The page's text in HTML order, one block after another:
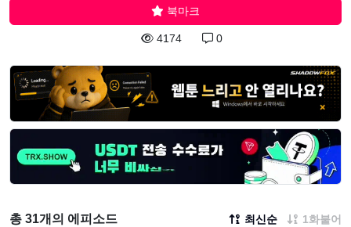
북마크
4174 0
총 31개의 에피소드 최신순 1화붙어